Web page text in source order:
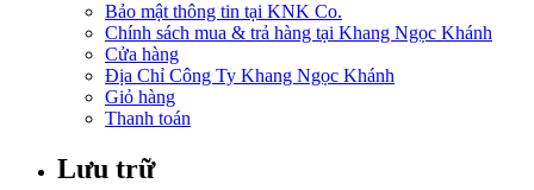
Bảo mật thông tin tại KNK Co.
Chính sách mua & trả hàng tại Khang Ngọc Khánh
Cửa hàng
Địa Chỉ Công Ty Khang Ngọc Khánh
Giỏ hàng
Thanh toán
Lưu trữ